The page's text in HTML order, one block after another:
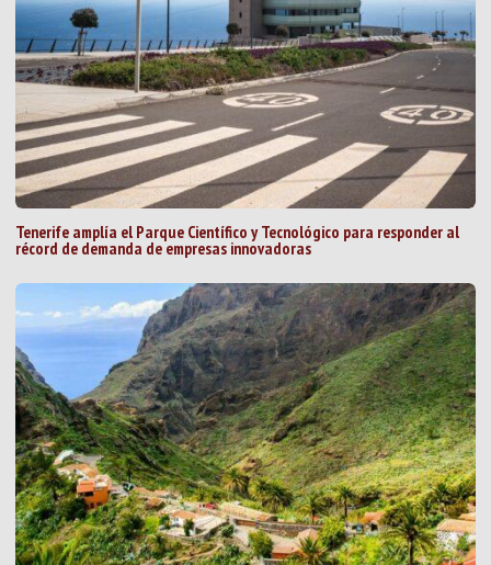
Tenerife amplía el Parque Científico y Tecnológico para responder al
récord de demanda de empresas innovadoras